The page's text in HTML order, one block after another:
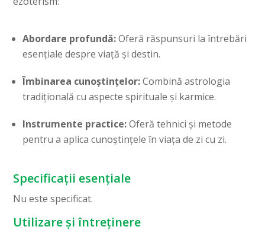
Abordare profundă:Oferă răspunsuri la întrebări
esențiale despre viață și destin.
Îmbinarea cunoștințelor:Combină astrologia
tradițională cu aspecte spirituale și karmice.
Instrumente practice:Oferă tehnici și metode
pentru a aplica cunoștințele în viața de zi cu zi.
Specificații esențiale
Nu este specificat.
Utilizare și întreținere